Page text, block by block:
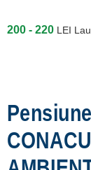
200 - 220 LEI
termeni și